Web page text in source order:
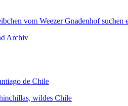
vom Weezer Gnadenhof suchen
Archiv
de Chile
wildes Chile